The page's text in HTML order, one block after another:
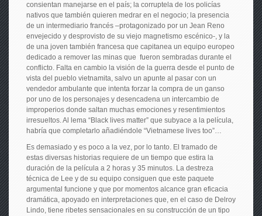
consientan manejarse en el país; la corruptela de los policías
nativos que también quieren medrar en el negocio; la presencia
de un intermediario francés –protagonizado por un Jean Reno
envejecido y desprovisto de su viejo magnetismo escénico-, y la
de una joven también francesa que capitanea un equipo europeo
dedicado a remover las minas que fueron sembradas durante el
conflicto. Falta en cambio la visión de la guerra desde el punto de
vista del pueblo vietnamita, salvo un apunte al pasar con un
vendedor ambulante que intenta forzar la compra de un ganso
por uno de los personajes y desencadena un intercambio de
improperios donde saltan muchas emociones y resentimientos
irresueltos. Al lema “Black lives matter” que subyace a la película,
habría que completarlo añadiéndole “Vietnamese lives too”…
Es demasiado y es poco a la vez, por lo tanto. El tramado de
estas diversas historias requiere de un tiempo que estira la
duración de la película a 2 horas y 35 minutos. La destreza
técnica de Lee y de su equipo consiguen que este paquete
argumental funcione y que por momentos alcance gran eficacia
dramática, apoyado en interpretaciones que, en el caso de Delroy
Lindo, tiene ribetes sensacionales en su construcción de un tipo